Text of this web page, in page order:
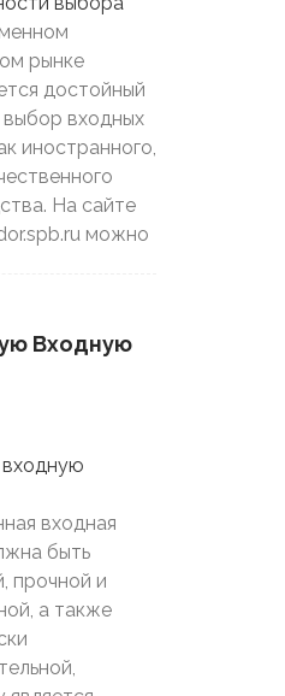
рынке
достойный
выбор входных
иностранного,
На сайте
можно
Входную
входная
быть
прочной и
а также